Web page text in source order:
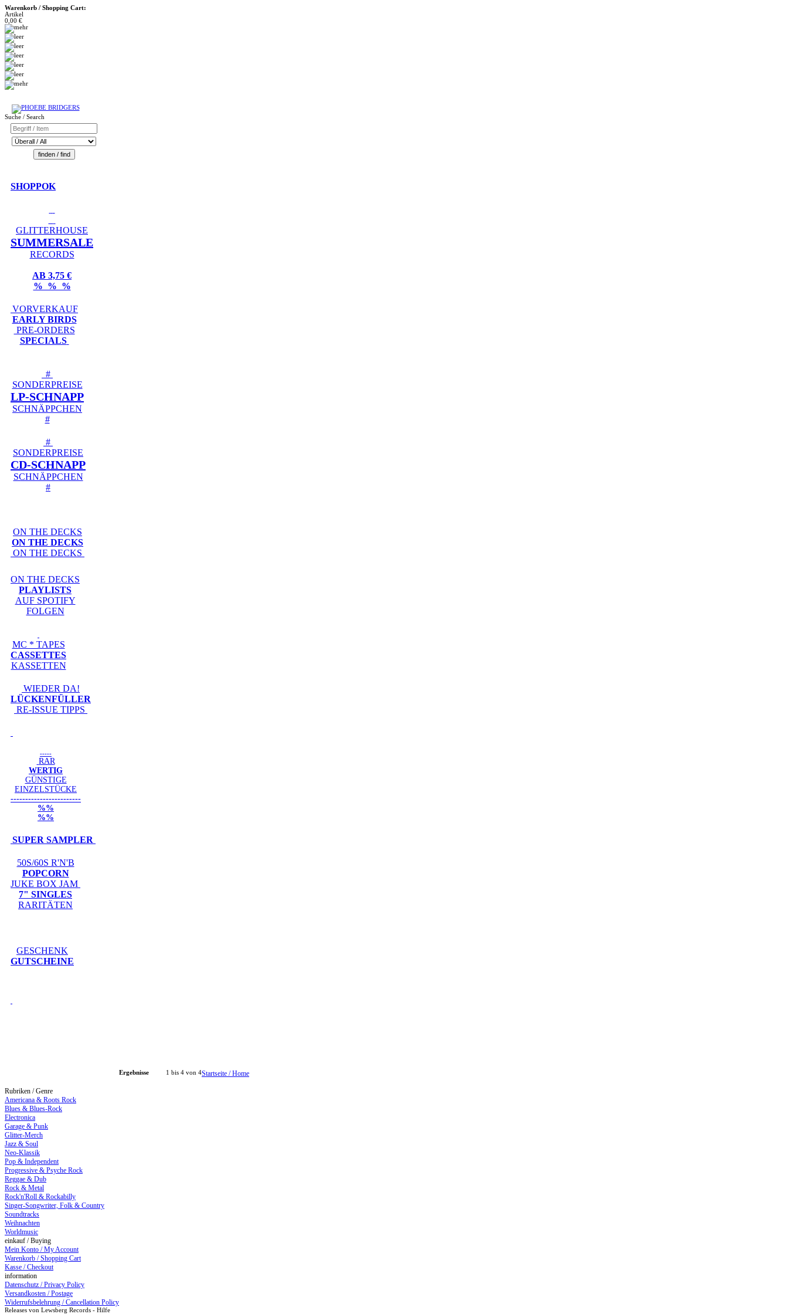
Warenkorb / Shopping Cart:
Artikel
0,00 €
Suche / Search
SHOPPOK
GLITTERHOUSE
SUMMERSALE
RECORDS
AB 3,75 €
% % %
VORVERKAUF
EARLY BIRDS
PRE-ORDERS
SPECIALS
#
SONDERPREISE
LP-SCHNAPP
SCHNÄPPCHEN
#
#
SONDERPREISE
CD-SCHNAPP
SCHNÄPPCHEN
#
ON THE DECKS
ON THE DECKS
ON THE DECKS
ON THE DECKS
PLAYLISTS
AUF SPOTIFY
FOLGEN
MC * TAPES
CASSETTES
KASSETTEN
WIEDER DA!
LÜCKENFÜLLER
RE-ISSUE TIPPS
-----
RAR
WERTIG
GÜNSTIGE
EINZELSTÜCKE
------------------------
%%
%%
SUPER SAMPLER
50S/60S R'N'B
POPCORN
JUKE BOX JAM
7" SINGLES
RARITÄTEN
GESCHENK
GUTSCHEINE
Ergebnisse 1 bis 4 von 4Startseite / Home
Rubriken / Genre
Americana & Roots Rock
Blues & Blues-Rock
Electronica
Garage & Punk
Glitter-Merch
Jazz & Soul
Neo-Klassik
Pop & Independent
Progressive & Psyche Rock
Reggae & Dub
Rock & Metal
Rock'n'Roll & Rockabilly
Singer-Songwriter, Folk & Country
Soundtracks
Weihnachten
Worldmusic
einkauf / Buying
Mein Konto / My Account
Warenkorb / Shopping Cart
Kasse / Checkout
information
Datenschutz / Privacy Policy
Versandkosten / Postage
Widerrufsbelehrung / Cancellation Policy
Releases von Lewsberg Records - Hilfe